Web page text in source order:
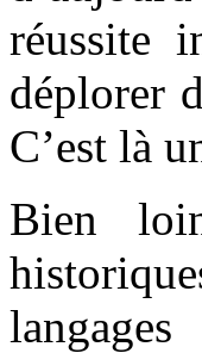
réussite
déplorer
C’est là
Bien